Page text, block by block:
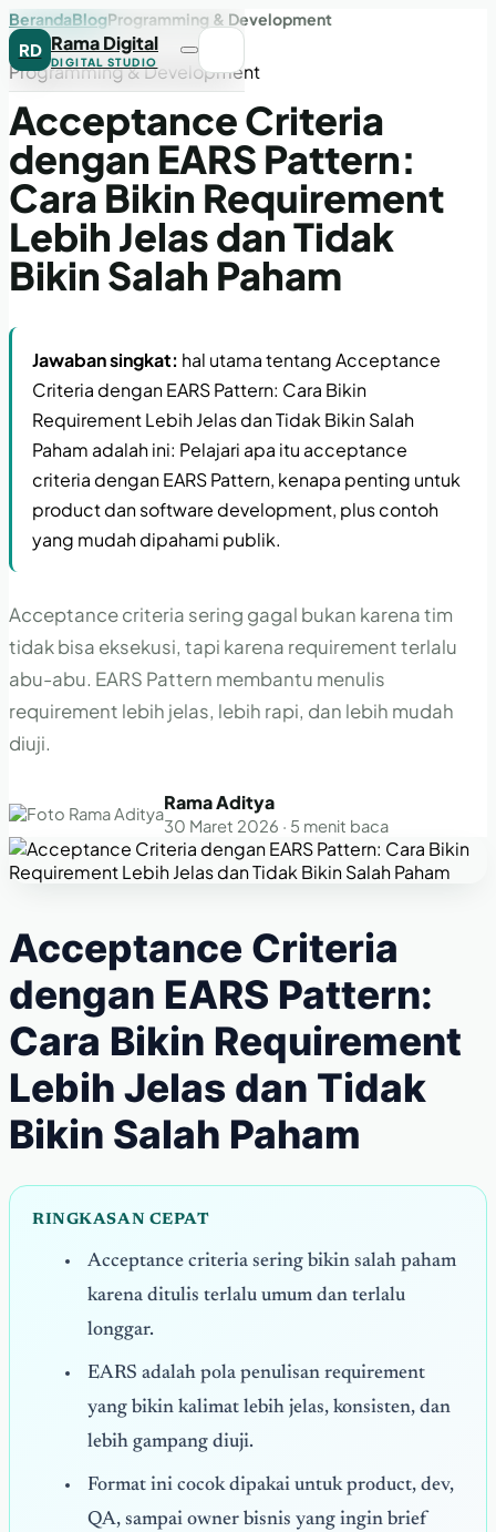
RD Rama Digital
DIGITAL STUDIO
BerandaBlogProgramming & Development
Programming & Development
Acceptance Criteria
dengan EARS Pattern:
Cara Bikin Requirement
Lebih Jelas dan Tidak
Bikin Salah Paham
Jawaban singkat: hal utama tentang Acceptance
Criteria dengan EARS Pattern: Cara Bikin
Requirement Lebih Jelas dan Tidak Bikin Salah
Paham adalah ini: Pelajari apa itu acceptance
criteria dengan EARS Pattern, kenapa penting untuk
product dan software development, plus contoh
yang mudah dipahami publik.
Acceptance criteria sering gagal bukan karena tim
tidak bisa eksekusi, tapi karena requirement terlalu
abu-abu. EARS Pattern membantu menulis
requirement lebih jelas, lebih rapi, dan lebih mudah
diuji.
Rama Aditya
30 Maret 2026 · 5 menit baca
Acceptance Criteria
dengan EARS Pattern:
Cara Bikin Requirement
Lebih Jelas dan Tidak
Bikin Salah Paham
RINGKASAN CEPAT
Acceptance criteria sering bikin salah paham
karena ditulis terlalu umum dan terlalu
longgar.
EARS adalah pola penulisan requirement
yang bikin kalimat lebih jelas, konsisten, dan
lebih gampang diuji.
Format ini cocok dipakai untuk product, dev,
QA, sampai owner bisnis yang ingin brief